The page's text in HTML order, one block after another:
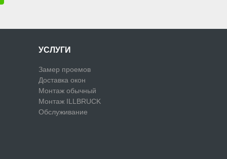
УСЛУГИ
Замер проемов
Доставка окон
Монтаж обычный
Монтаж ILLBRUCK
Обслуживание